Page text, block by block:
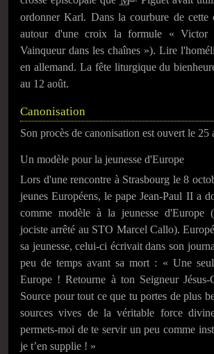
ordonner Karl. Dans la courbure de cette
autour d'une croix la formule «
Vainqueur dans les chaînes »). Lire
en allemand. La fête liturgique du
au 12 août.
Canonisation
Son procès de canonisation est ouvert le 25
Un modèle pour la jeunesse d'Europe
Lors d'une rencontre à Strasbourg le 8
jeunes Européens, le pape Jean-Paul II a
comme modèle à la jeunesse d'Europe
jociste arrêté au STO Marcel Callo).
sa jeunesse, celui-ci écrivait dans son
peu de temps avant sa mort : « Une
Europe ! Retourne à ton Seigneur
Source pour tout ce que tu portes de plus
sources vives de la véritable force
permets-moi de te servir un peu comme
je t’en supplie ! »